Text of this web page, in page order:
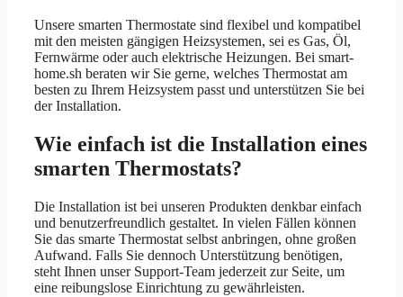
Unsere smarten Thermostate sind flexibel und kompatibel
mit den meisten gängigen Heizsystemen, sei es Gas, Öl,
Fernwärme oder auch elektrische Heizungen. Bei smart-
home.sh beraten wir Sie gerne, welches Thermostat am
besten zu Ihrem Heizsystem passt und unterstützen Sie bei
der Installation.
Wie einfach ist die Installation eines
smarten Thermostats?
Die Installation ist bei unseren Produkten denkbar einfach
und benutzerfreundlich gestaltet. In vielen Fällen können
Sie das smarte Thermostat selbst anbringen, ohne großen
Aufwand. Falls Sie dennoch Unterstützung benötigen,
steht Ihnen unser Support-Team jederzeit zur Seite, um
eine reibungslose Einrichtung zu gewährleisten.